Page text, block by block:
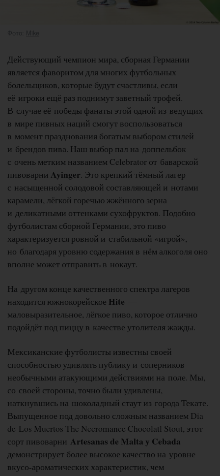
Фото: Mike
Действующий чемпион мира, сборная Германии
является фаворитом для многих футбольных
болельщиков, которые будут счастливы, если
её игроки ещё раз поднимут заветный трофей.
В случае её победы фанаты этой одной из ведущих
в мире пивных наций смогут воспользоваться
в момент празднования богатым выбором стилей
и брендов пива. Наш выбор пал на доппельбок
с очень метким названием Celebrator от баварской
пивоварни Ayinger. Это крепкий тёмный лагер
с насыщенной солодовой составляющей и нотами
карамели, лёгкой горечью жжённого зерна
и деликатными оттенками сухофруктов. Подобно
футболистам сборной Германии, это пиво
характеризуется ровной и стабильной «игрой»,
но благодаря уровню содержания в нём алкоголя оно
вполне может отправить в нокаут.
На другом конце качественного спектра лагеров
находится южнокорейское Hite —
маловыразительное, лёгкое пиво, которое отлично
подойдёт под пиццу в качестве утолителя жажды.
Мексиканские футболисты известны своей
способностью удивлять публику и соперников
необычными атакующими действиями на поле. Мы,
со своей стороны, точно были удивлены,
наткнувшись на шоколадный стаут из города Текате.
Выпущенное под довольно сложным названием Dia
de Los Muertos The Necromance Chocolatl Stout, этот
сорт пивоварни Artesanas de Malta y Cebada
демонстрирует более высокое качество на уровне
вкусо-ароматических характеристик, чем